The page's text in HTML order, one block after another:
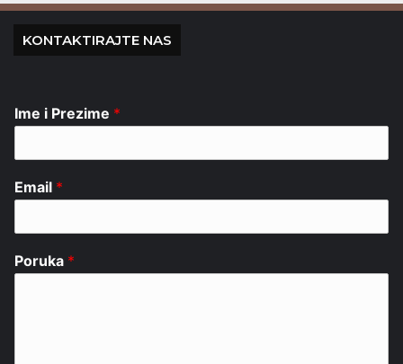
KONTAKTIRAJTE NAS
Ime i Prezime *
Email *
Poruka *